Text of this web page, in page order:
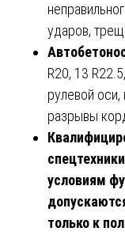
ударов,
R20, 13
рулевой оси,
разрывы
условиям
только к